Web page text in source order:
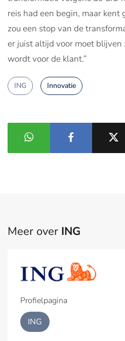
reis had een begin, maar kent
zou een stop van de
er juist altijd voor moet
wordt voor de klant.”
ING Innovatie
Meer over ING
Profielpagina
ING